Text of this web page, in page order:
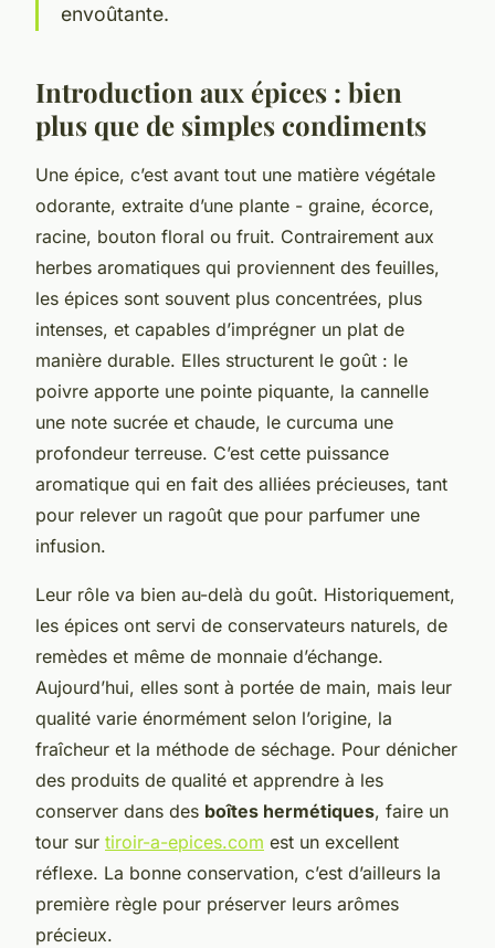
envoûtante.
Introduction aux épices : bien
plus que de simples condiments
Une épice, c’est avant tout une matière végétale
odorante, extraite d’une plante - graine, écorce,
racine, bouton floral ou fruit. Contrairement aux
herbes aromatiques qui proviennent des feuilles,
les épices sont souvent plus concentrées, plus
intenses, et capables d’imprégner un plat de
manière durable. Elles structurent le goût : le
poivre apporte une pointe piquante, la cannelle
une note sucrée et chaude, le curcuma une
profondeur terreuse. C’est cette puissance
aromatique qui en fait des alliées précieuses, tant
pour relever un ragoût que pour parfumer une
infusion.
Leur rôle va bien au-delà du goût. Historiquement,
les épices ont servi de conservateurs naturels, de
remèdes et même de monnaie d’échange.
Aujourd’hui, elles sont à portée de main, mais leur
qualité varie énormément selon l’origine, la
fraîcheur et la méthode de séchage. Pour dénicher
des produits de qualité et apprendre à les
conserver dans des boîtes hermétiques, faire un
tour sur tiroir-a-epices.com est un excellent
réflexe. La bonne conservation, c’est d’ailleurs la
première règle pour préserver leurs arômes
précieux.